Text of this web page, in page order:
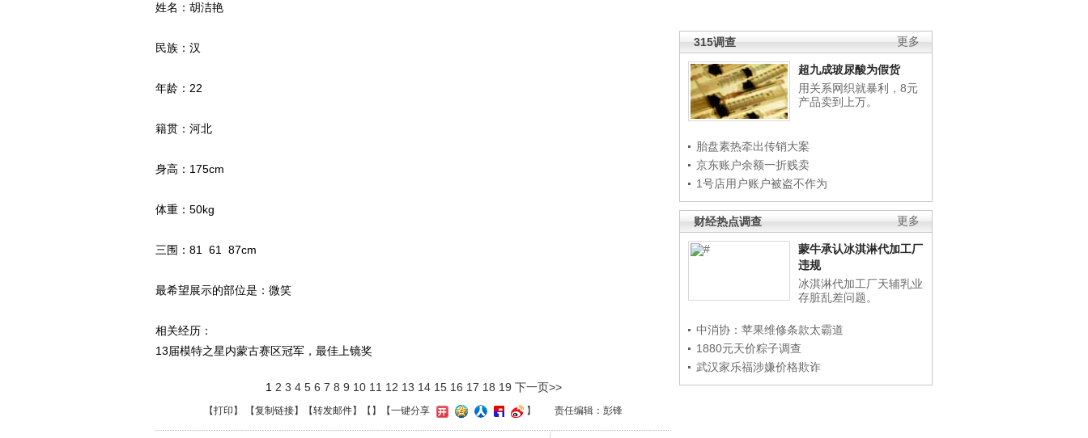
更多
315调查
超九成玻尿酸为假货
用关系网织就暴利，8元
产品卖到上万。
胎盘素热牵出传销大案
京东账户余额一折贱卖
1号店用户账户被盗不作为
更多
财经热点调查
蒙牛承认冰淇淋代加工厂
违规
冰淇淋代加工厂天辅乳业
存脏乱差问题。
中消协：苹果维修条款太霸道
1880元天价粽子调查
武汉家乐福涉嫌价格欺诈
姓名：胡洁艳
民族：汉
年龄：22
籍贯：河北
身高：175cm
体重：50kg
三围：81 61 87cm
最希望展示的部位是：微笑
相关经历：
13届模特之星内蒙古赛区冠军，最佳上镜奖
1 2 3 4 5 6 7 8 9 10 11 12 13 14 15 16 17 18 19 下一页>>
【打印 】 【复制链接】【转发邮件】【 】 【一键分享 】 责任编辑：彭锋